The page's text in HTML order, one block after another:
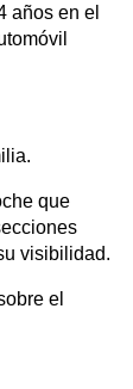
años en el
que
visibilidad.
el